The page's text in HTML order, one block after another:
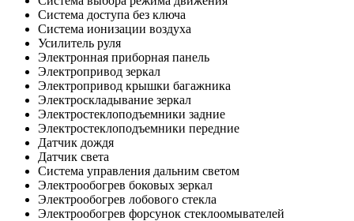
Система доступа без ключа
Система ионизации воздуха
Усилитель руля
Электронная приборная панель
Электропривод зеркал
Электропривод крышки багажника
Электроскладывание зеркал
Электростеклоподъемники задние
Электростеклоподъемники передние
Датчик дождя
Датчик света
Система управления дальним светом
Электрообогрев боковых зеркал
Электрообогрев лобового стекла
Электрообогрев форсунок стеклоомывателей